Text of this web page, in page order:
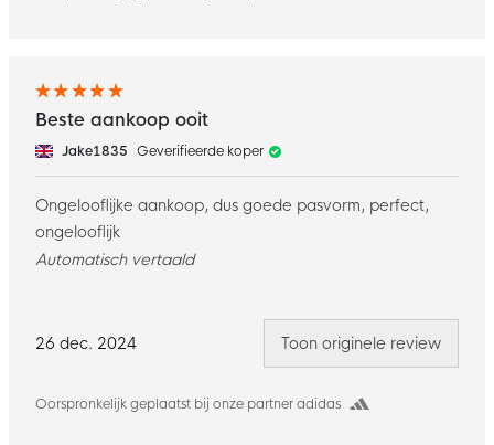
26 dec. 2024
Oorspronkelijk geplaatst bij onze partner adidas
Beste aankoop ooit
Jake1835 Geverifieerde koper
Ongelooflijke aankoop, dus goede pasvorm, perfect,
ongelooflijk
Automatisch vertaald
Toon originele review